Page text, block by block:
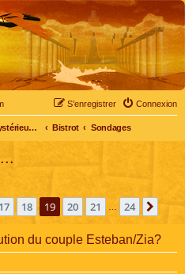
Connexion
S’enregistrer
Forum Les Mystérieuses Cités d'Or Bistrot Sondages
24
17 18 19 20 21 24
du couple Esteban/Zia?